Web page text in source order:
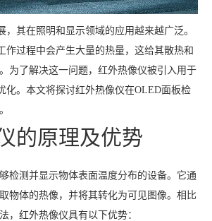
，其在照明和显示领域的应用越来越广泛。
作过程中会产生大量的热量，这给其散热和
为了解决这一问题，红外热像仪被引入用于
化。本文将探讨红外热像仪在OLED面板检
的原理及优势
检测并显示物体表面温度分布的设备。它通
物体的热像，并将其转化为可见图像。相比
，红外热像仪具有以下优势：